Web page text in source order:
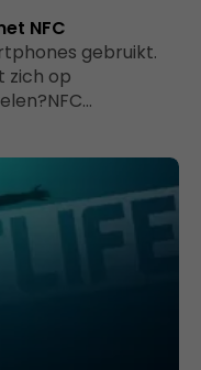
NFC
gebruikt.
zich op